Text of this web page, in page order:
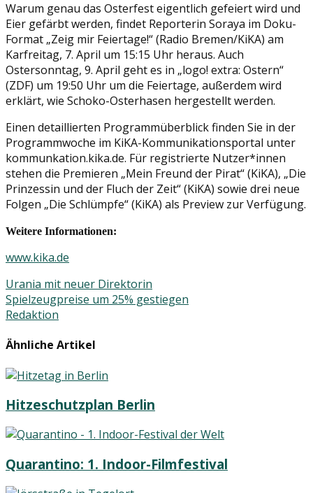
Warum genau das Osterfest eigentlich gefeiert wird und
Eier gefärbt werden, findet Reporterin Soraya im Doku-
Format „Zeig mir Feiertage!“ (Radio Bremen/KiKA) am
Karfreitag, 7. April um 15:15 Uhr heraus. Auch
Ostersonntag, 9. April geht es in „logo! extra: Ostern“
(ZDF) um 19:50 Uhr um die Feiertage, außerdem wird
erklärt, wie Schoko-Osterhasen hergestellt werden.
Einen detaillierten Programmüberblick finden Sie in der
Programmwoche im KiKA-Kommunikationsportal unter
kommunkation.kika.de. Für registrierte Nutzer*innen
stehen die Premieren „Mein Freund der Pirat“ (KiKA), „Die
Prinzessin und der Fluch der Zeit“ (KiKA) sowie drei neue
Folgen „Die Schlümpfe“ (KiKA) als Preview zur Verfügung.
Weitere Informationen:
www.kika.de
Beitrags-
Navigation
Urania mit neuer Direktorin
Spielzeugpreise um 25% gestiegen
Redaktion
Ähnliche Artikel
Hitzeschutzplan Berlin
Quarantino: 1. Indoor-Filmfestival